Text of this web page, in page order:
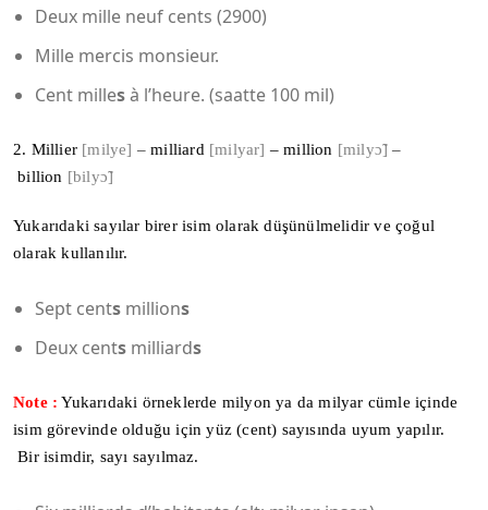
Deux mille neuf cents (2900)
Mille mercis monsieur.
Cent millesà l’heure. (saatte 100 mil)
2. Millier [milye] –milliard [milyar] – million [milyɔ̃] –
billion [bilyɔ̃]
Yukarıdaki sayılar birer isim olarak düşünülmelidir ve çoğul
olarak kullanılır.
Sept cents millions
Deux cents milliards
Note : Yukarıdaki örneklerde milyon ya da milyar cümle içinde
isim görevinde olduğu için yüz (cent) sayısında uyum yapılır.
Bir isimdir, sayı sayılmaz.